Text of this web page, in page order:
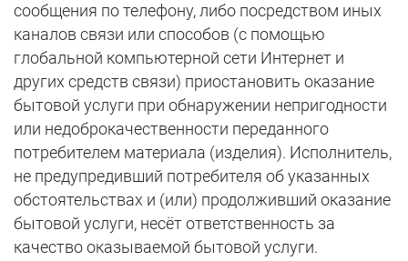
сообщения по телефону, либо посредством иных
каналов связи или способов (с помощью
глобальной компьютерной сети Интернет и
других средств связи) приостановить оказание
бытовой услуги при обнаружении непригодности
или недоброкачественности переданного
потребителем материала (изделия). Исполнитель,
не предупредивший потребителя об указанных
обстоятельствах и (или) продолживший оказание
бытовой услуги, несёт ответственность за
качество оказываемой бытовой услуги.